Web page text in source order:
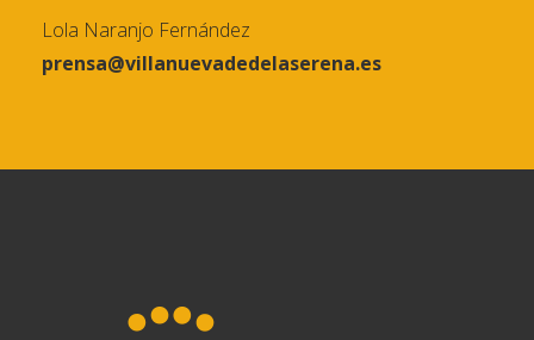
Lola Naranjo Fernández
prensa@villanuevadedelaserena.es